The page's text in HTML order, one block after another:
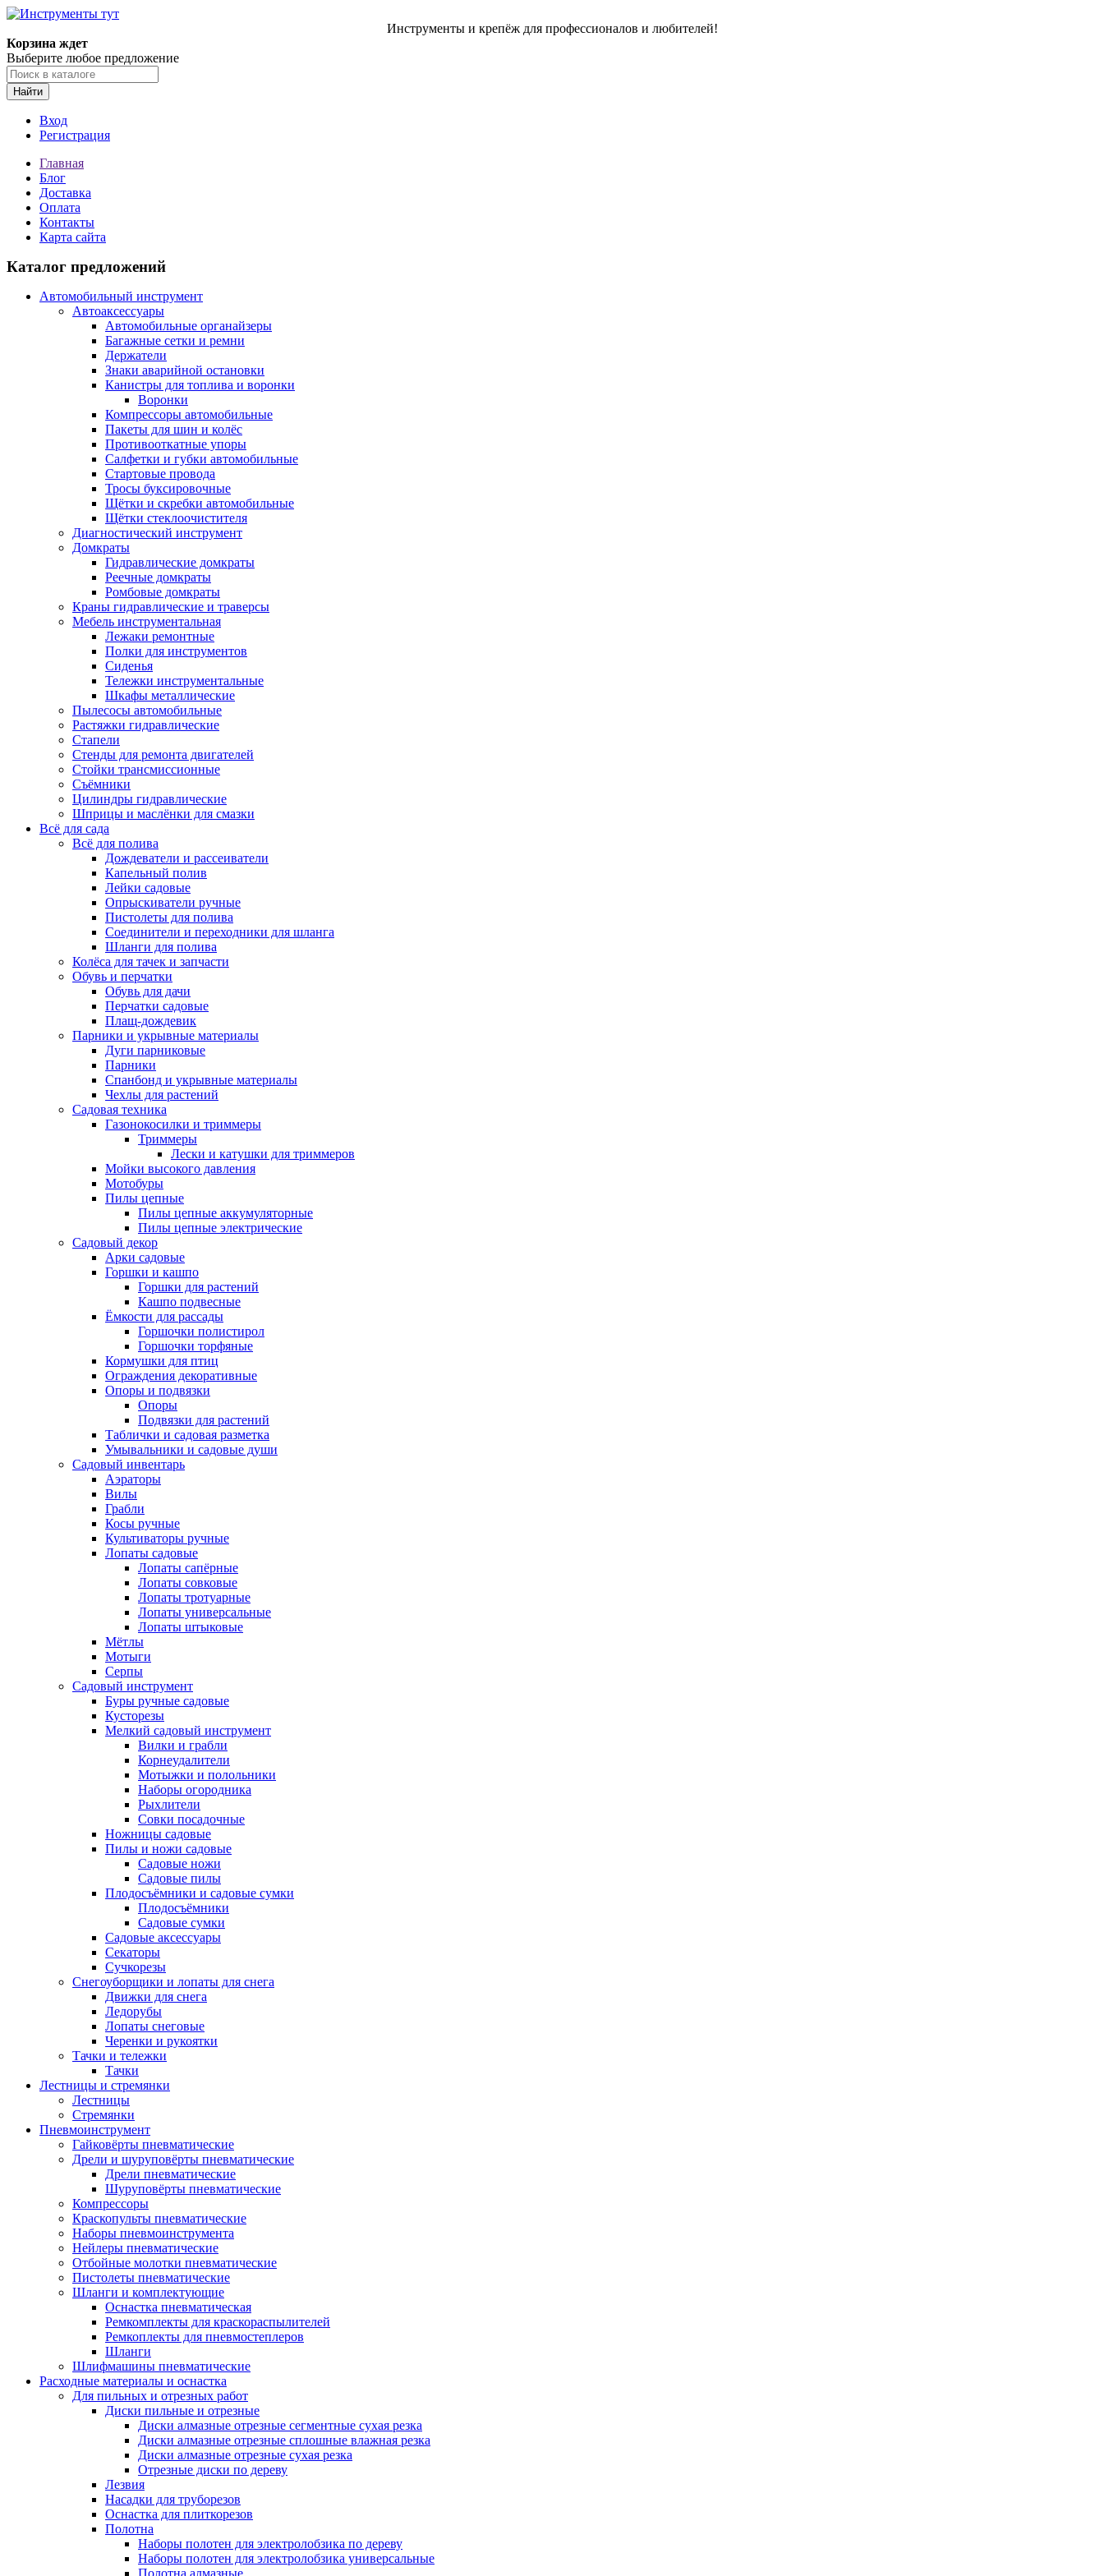
Инструменты и крепёж для профессионалов и любителей!
Корзина ждет
Выберите любое предложение
Найти
Вход
Регистрация
Главная
Блог
Доставка
Оплата
Контакты
Карта сайта
Каталог предложений
Автомобильный инструмент
Автоаксессуары
Автомобильные органайзеры
Багажные сетки и ремни
Держатели
Знаки аварийной остановки
Канистры для топлива и воронки
Воронки
Компрессоры автомобильные
Пакеты для шин и колёс
Противооткатные упоры
Салфетки и губки автомобильные
Стартовые провода
Тросы буксировочные
Щётки и скребки автомобильные
Щётки стеклоочистителя
Диагностический инструмент
Домкраты
Гидравлические домкраты
Реечные домкраты
Ромбовые домкраты
Краны гидравлические и траверсы
Мебель инструментальная
Лежаки ремонтные
Полки для инструментов
Сиденья
Тележки инструментальные
Шкафы металлические
Пылесосы автомобильные
Растяжки гидравлические
Стапели
Стенды для ремонта двигателей
Стойки трансмиссионные
Съёмники
Цилиндры гидравлические
Шприцы и маслёнки для смазки
Всё для сада
Всё для полива
Дождеватели и рассеиватели
Капельный полив
Лейки садовые
Опрыскиватели ручные
Пистолеты для полива
Соединители и переходники для шланга
Шланги для полива
Колёса для тачек и запчасти
Обувь и перчатки
Обувь для дачи
Перчатки садовые
Плащ-дождевик
Парники и укрывные материалы
Дуги парниковые
Парники
Спанбонд и укрывные материалы
Чехлы для растений
Садовая техника
Газонокосилки и триммеры
Триммеры
Лески и катушки для триммеров
Мойки высокого давления
Мотобуры
Пилы цепные
Пилы цепные аккумуляторные
Пилы цепные электрические
Садовый декор
Арки садовые
Горшки и кашпо
Горшки для растений
Кашпо подвесные
Ёмкости для рассады
Горшочки полистирол
Горшочки торфяные
Кормушки для птиц
Ограждения декоративные
Опоры и подвязки
Опоры
Подвязки для растений
Таблички и садовая разметка
Умывальники и садовые души
Садовый инвентарь
Аэраторы
Вилы
Грабли
Косы ручные
Культиваторы ручные
Лопаты садовые
Лопаты сапёрные
Лопаты совковые
Лопаты тротуарные
Лопаты универсальные
Лопаты штыковые
Мётлы
Мотыги
Серпы
Садовый инструмент
Буры ручные садовые
Кусторезы
Мелкий садовый инструмент
Вилки и грабли
Корнеудалители
Мотыжки и полольники
Наборы огородника
Рыхлители
Совки посадочные
Ножницы садовые
Пилы и ножи садовые
Садовые ножи
Садовые пилы
Плодосъёмники и садовые сумки
Плодосъёмники
Садовые сумки
Садовые аксессуары
Секаторы
Сучкорезы
Снегоуборщики и лопаты для снега
Движки для снега
Ледорубы
Лопаты снеговые
Черенки и рукоятки
Тачки и тележки
Тачки
Лестницы и стремянки
Лестницы
Стремянки
Пневмоинструмент
Гайковёрты пневматические
Дрели и шуруповёрты пневматические
Дрели пневматические
Шуруповёрты пневматические
Компрессоры
Краскопульты пневматические
Наборы пневмоинструмента
Нейлеры пневматические
Отбойные молотки пневматические
Пистолеты пневматические
Шланги и комплектующие
Оснастка пневматическая
Ремкомплекты для краскораспылителей
Ремкоплекты для пневмостеплеров
Шланги
Шлифмашины пневматические
Расходные материалы и оснастка
Для пильных и отрезных работ
Диски пильные и отрезные
Диски алмазные отрезные сегментные сухая резка
Диски алмазные отрезные сплошные влажная резка
Диски алмазные отрезные сухая резка
Отрезные диски по дереву
Лезвия
Насадки для труборезов
Оснастка для плиткорезов
Полотна
Наборы полотен для электролобзика по дереву
Наборы полотен для электролобзика универсальные
Полотна алмазные